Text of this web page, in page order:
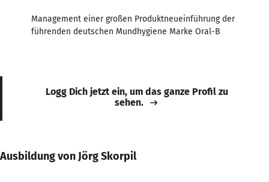
Management einer großen Produktneueinführung der
führenden deutschen Mundhygiene Marke Oral-B
Logg Dich jetzt ein, um das ganze Profil zu
sehen.
Ausbildung von Jörg Skorpil